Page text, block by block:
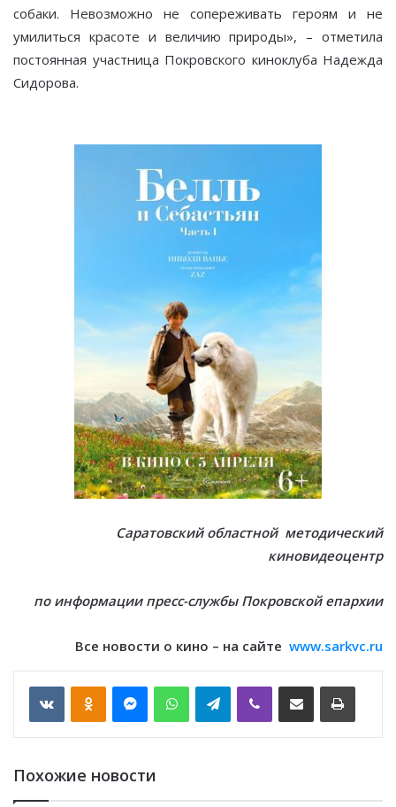
собаки. Невозможно не сопереживать героям и не
умилиться красоте и величию природы», – отметила
постоянная участница Покровского киноклуба Надежда
Сидорова.
Саратовский областной методический
киновидеоцентр
по информации пресс-службы Покровской епархии
Все новости о кино – на сайте www.sarkvc.ru
VKontakte WhatsApp Telegram
Похожие новости